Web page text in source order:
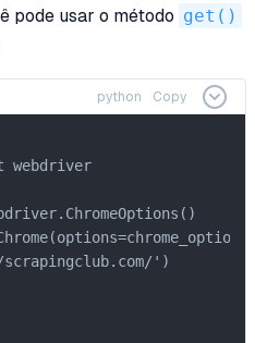
pode usar o método get()
python Copy
webdriver
')